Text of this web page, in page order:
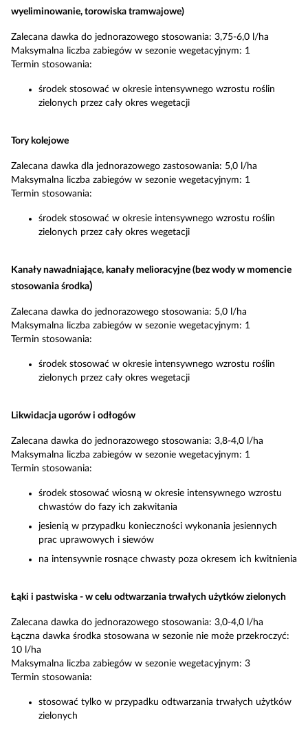
wyeliminowanie, torowiska tramwajowe)
Zalecana dawka do jednorazowego stosowania: 3,75-6,0 l/ha
Maksymalna liczba zabiegów w sezonie wegetacyjnym: 1
Termin stosowania:
środek stosować w okresie intensywnego wzrostu roślin
zielonych przez cały okres wegetacji
Tory kolejowe
Zalecana dawka dla jednorazowego zastosowania: 5,0 l/ha
Maksymalna liczba zabiegów w sezonie wegetacyjnym: 1
Termin stosowania:
środek stosować w okresie intensywnego wzrostu roślin
zielonych przez cały okres wegetacji
Kanały nawadniające, kanały melioracyjne (bez wody w momencie
stosowania środka)
Zalecana dawka do jednorazowego stosowania: 5,0 l/ha
Maksymalna liczba zabiegów w sezonie wegetacyjnym: 1
Termin stosowania:
środek stosować w okresie intensywnego wzrostu roślin
zielonych przez cały okres wegetacji
Likwidacja ugorów i odłogów
Zalecana dawka do jednorazowego stosowania: 3,8-4,0 l/ha
Maksymalna liczba zabiegów w sezonie wegetacyjnym: 1
Termin stosowania:
środek stosować wiosną w okresie intensywnego wzrostu
chwastów do fazy ich zakwitania
jesienią w przypadku konieczności wykonania jesiennych
prac uprawowych i siewów
na intensywnie rosnące chwasty poza okresem ich kwitnienia
Łąki i pastwiska - w celu odtwarzania trwałych użytków zielonych
Zalecana dawka do jednorazowego stosowania: 3,0-4,0 l/ha
Łączna dawka środka stosowana w sezonie nie może przekroczyć:
10 l/ha
Maksymalna liczba zabiegów w sezonie wegetacyjnym: 3
Termin stosowania:
stosować tylko w przypadku odtwarzania trwałych użytków
zielonych